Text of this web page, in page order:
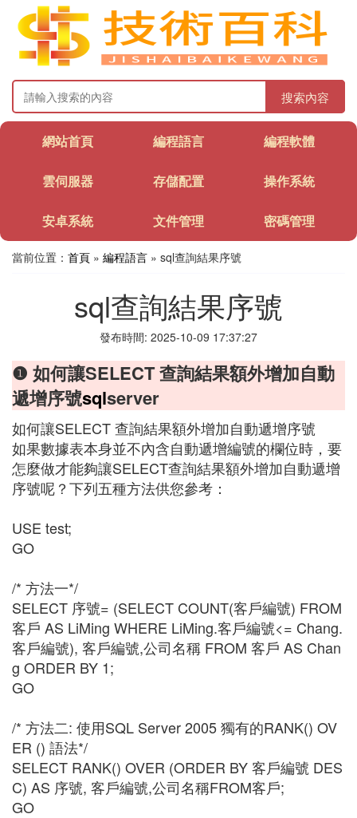
搜索內容
網站首頁 編程語言 編程軟體
雲伺服器 存儲配置 操作系統
安卓系統 文件管理 密碼管理
當前位置： 首頁 » 編程語言 » sql查詢結果序號
sql查詢結果序號
發布時間: 2025-10-09 17:37:27
❶ 如何讓SELECT 查詢結果額外增加自動
遞增序號sqlserver
如何讓SELECT 查詢結果額外增加自動遞增序號
如果數據表本身並不內含自動遞增編號的欄位時，要
怎麼做才能夠讓SELECT查詢結果額外增加自動遞增
序號呢？下列五種方法供您參考：
USE test;
GO
/* 方法一*/
SELECT 序號= (SELECT COUNT(客戶編號) FROM
客戶 AS LiMing WHERE LiMing.客戶編號<= Chang.
客戶編號), 客戶編號,公司名稱 FROM 客戶 AS Chan
g ORDER BY 1;
GO
/* 方法二: 使用SQL Server 2005 獨有的RANK() OV
ER () 語法*/
SELECT RANK() OVER (ORDER BY 客戶編號 DES
C) AS 序號, 客戶編號,公司名稱FROM客戶;
GO